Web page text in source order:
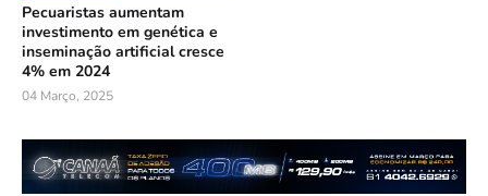
Pecuaristas aumentam
investimento em genética e
inseminação artificial cresce
4% em 2024
04 Março, 2025